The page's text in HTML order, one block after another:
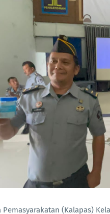
Pemasyarakatan (Kalapas)